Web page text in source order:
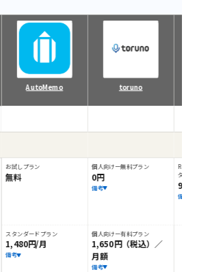
AutoMemo
お試しプラン
無料
スタンダードプラン
1,480円/月
備考
toruno
個人向けー無料プラン
0円
備考
個人向けー有料プラン
1,650円（税込）／
月額
備考
ダウン
備考